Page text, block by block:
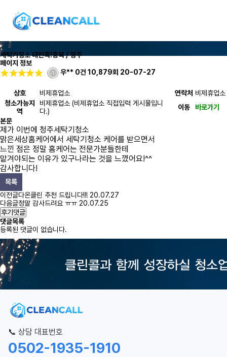
세탁기청소 대만족!충북 / 청주
페이지 정보
우** 0건 10,879회 20-07-27
상호 비제휴업소 연락처 비제휴업소
청소가능지
역
비제휴업소 (비제휴업소 직접입력 게시물입니
다.)
이동
바로가기
본문
제가 이번에 청주세탁기청소
맑은세상홈케어에서 세탁기청소 케어를 받으면서
느낀 점은 정말 홈케어는 전문가분들한테
맡겨야되는 이유가 있구나라는 것을 느꼈어요!^^
감사합니다!
목록
이전글다온클린 추천 드립니다!!! 20.07.27
다음글정말 감사드려요 ㅠㅠ 20.07.25
후기댓글
댓글목록
등록된 댓글이 없습니다.
📞 상담 대표번호
0502-1935-1910